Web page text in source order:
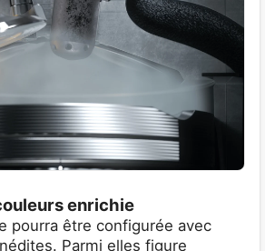
enrichie
pourra être configurée avec
Parmi elles figure